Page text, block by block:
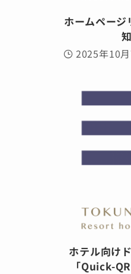
ホームペー
2025年10
ホテル向け
「Quick-